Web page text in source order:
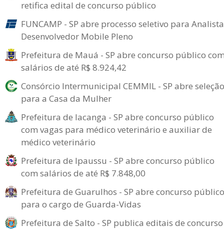
retifica edital de concurso público
FUNCAMP - SP abre processo seletivo para Analista
Desenvolvedor Mobile Pleno
Prefeitura de Mauá - SP abre concurso público
salários de até R$ 8.924,42
Consórcio Intermunicipal CEMMIL - SP abre seleção
para a Casa da Mulher
Prefeitura de Iacanga - SP abre concurso público
com vagas para médico veterinário e auxiliar de
médico veterinário
Prefeitura de Ipaussu - SP abre concurso público
com salários de até R$ 7.848,00
Prefeitura de Guarulhos - SP abre concurso público
para o cargo de Guarda-Vidas
Prefeitura de Salto - SP publica editais de concurso